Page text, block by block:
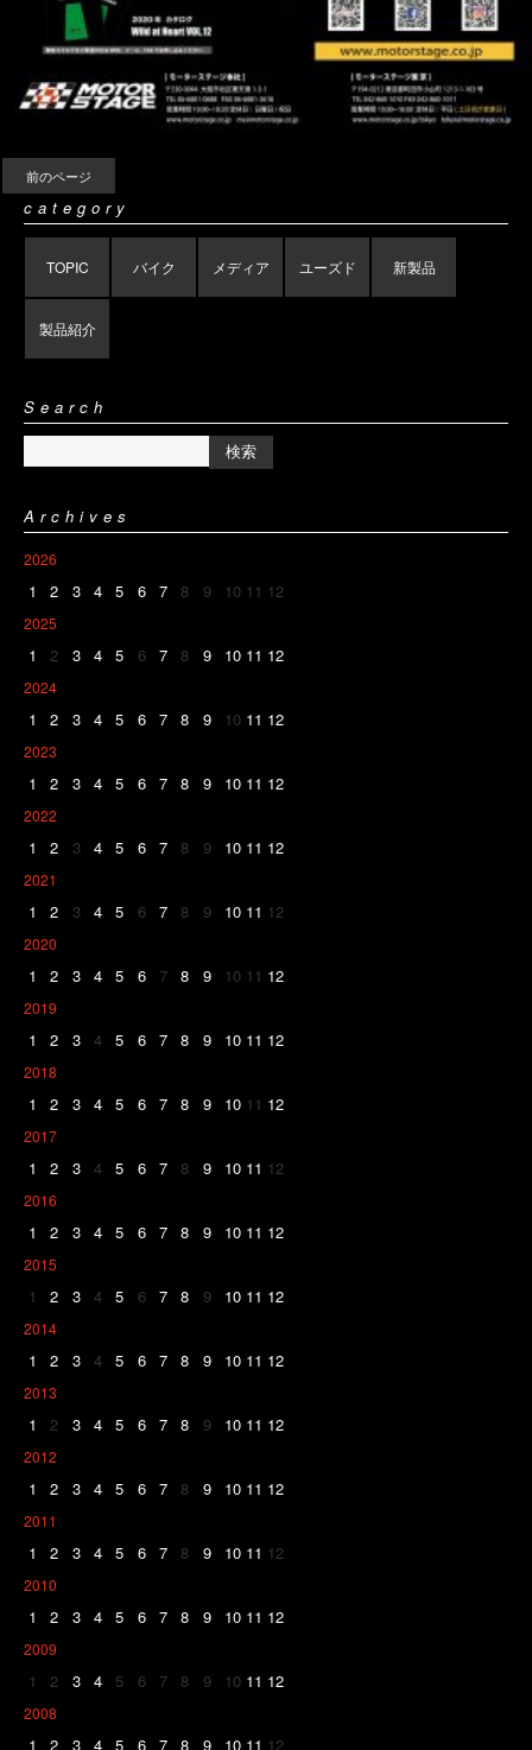
前のページ
category
TOPIC バイク メディア ユーズド 新製品
製品紹介
Search
Archives
2026
1 2 3 4 5 6 7 8 9 10 11 12
2025
1 2 3 4 5 6 7 8 9 10 11 12
2024
1 2 3 4 5 6 7 8 9 10 11 12
2023
1 2 3 4 5 6 7 8 9 10 11 12
2022
1 2 3 4 5 6 7 8 9 10 11 12
2021
1 2 3 4 5 6 7 8 9 10 11 12
2020
1 2 3 4 5 6 7 8 9 10 11 12
2019
1 2 3 4 5 6 7 8 9 10 11 12
2018
1 2 3 4 5 6 7 8 9 10 11 12
2017
1 2 3 4 5 6 7 8 9 10 11 12
2016
1 2 3 4 5 6 7 8 9 10 11 12
2015
1 2 3 4 5 6 7 8 9 10 11 12
2014
1 2 3 4 5 6 7 8 9 10 11 12
2013
1 2 3 4 5 6 7 8 9 10 11 12
2012
1 2 3 4 5 6 7 8 9 10 11 12
2011
1 2 3 4 5 6 7 8 9 10 11 12
2010
1 2 3 4 5 6 7 8 9 10 11 12
2009
1 2 3 4 5 6 7 8 9 10 11 12
2008
1 2 3 4 5 6 7 8 9 10 11 12